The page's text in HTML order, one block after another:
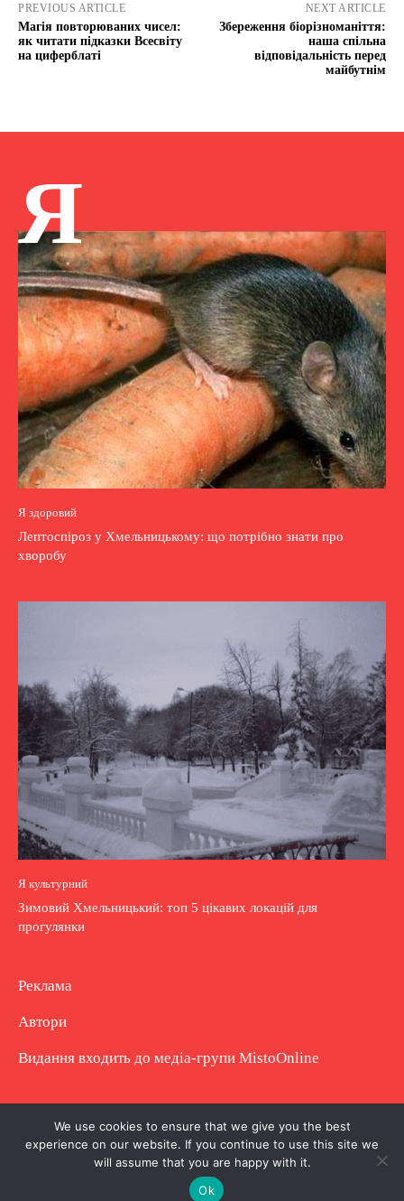
PREVIOUS ARTICLE
Магія повторюваних чисел:
як читати підказки Всесвіту
на циферблаті
NEXT ARTICLE
Збереження біорізноманіття:
наша спільна
відповідальність перед
майбутнім
Я
Я здоровий
Лептоспіроз у Хмельницькому: що потрібно знати про
хворобу
Я культурний
Зимовий Хмельницький: топ 5 цікавих локацій для
прогулянки
Реклама
Автори
Видання входить до медіа-групи MistoOnline
Copyright © Повне використання матеріалу
заборонено. Частково можна з гіперпосиланням.
We use cookies to ensure that we give you the best
experience on our website. If you continue to use this site we
will assume that you are happy with it.
Ok